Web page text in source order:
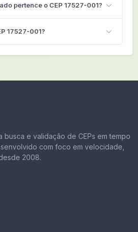
pertence o CEP 17527-001?
17527-001?
busca e validação de CEPs em tempo
com foco em velocidade,
2008.